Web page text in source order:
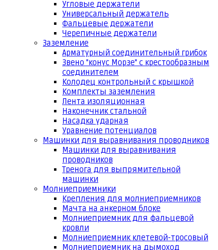
Угловые держатели
Универсальный держатель
Фальцевые держатели
Черепичные держатели
Заземление
Арматурный соединительный грибок
Звено "конус Морзе" с крестообразным
соединителем
Колодец контрольный с крышкой
Комплекты заземления
Лента изоляционная
Наконечник стальной
Насадка ударная
Уравнение потенциалов
Машинки для выравнивания проводников
Машинки для выравнивания
проводников
Тренога для выпрямительной
машинки
Молниеприемники
Крепления для молниеприемников
Мачта на анкерном блоке
Молниеприемник для фальцевой
кровли
Молниеприемник клетевой-тросовый
Молниеприемник на дымоход